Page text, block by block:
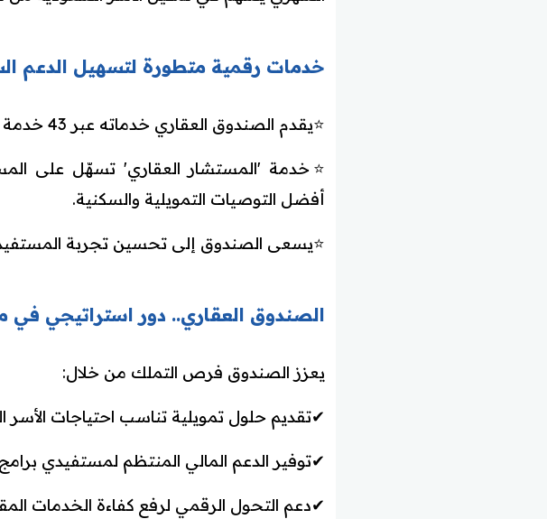
خدمات رقمية متطورة لتسهيل الدعم
⭐يقدم الصندوق العقاري خدماته عبر 43 خدمة رقمية متاحة على البوابة الإلكترونية وأجهزة الخدمة الذاتية.
⭐خدمة 'المستشار العقاري' تسهّل على
أفضل التوصيات التمويلية والسكنية.
⭐يسعى الصندوق إلى تحسين تجربة
الصندوق العقاري.. دور استراتيجي في
يعزز الصندوق فرص التملك من خلال:
✔تقديم حلول تمويلية تناسب احتياجات الأسر
✔توفير الدعم المالي المنتظم لمستفيدي
✔دعم التحول الرقمي لرفع كفاءة الخدمات